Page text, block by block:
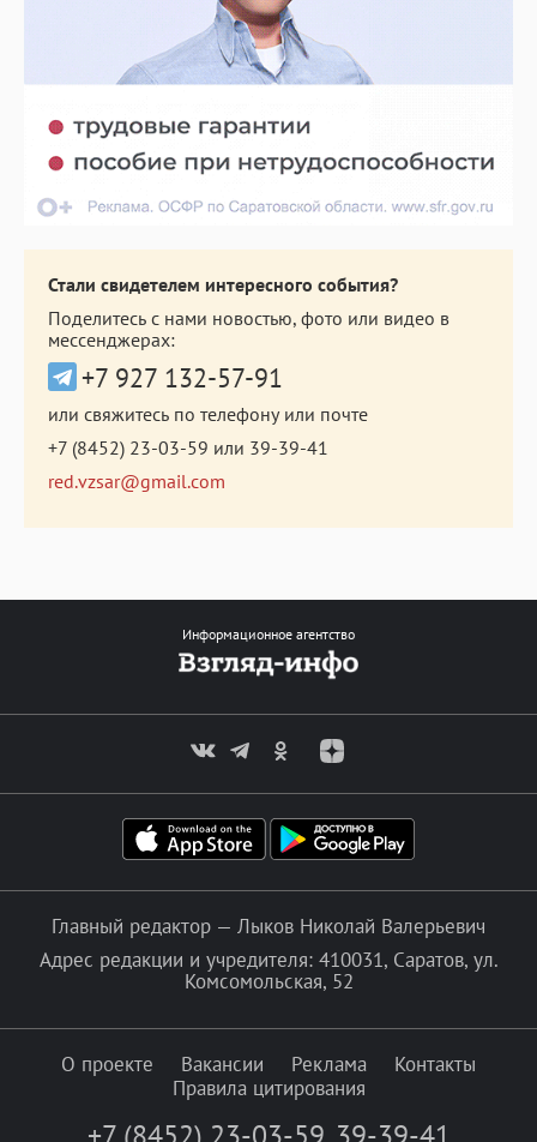
Стали свидетелем интересного события?
Поделитесь с нами новостью, фото или видео в
мессенджерах:
+7 927 132-57-91
или свяжитесь по телефону или почте
+7 (8452) 23-03-59 или 39-39-41
red.vzsar@gmail.com
Информационное агентство
Главный редактор — Лыков Николай Валерьевич
Адрес редакции и учредителя: 410031, Саратов, ул.
Комсомольская, 52
О проекте Вакансии Реклама
Контакты
Правила цитирования